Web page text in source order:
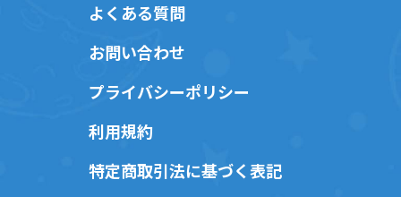
よくある質問
お問い合わせ
プライバシーポリシー
利用規約
特定商取引法に基づく表記